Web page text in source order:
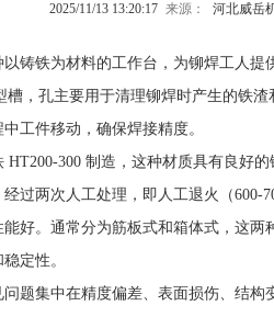
2025/11/13 13:20:17 来源： 河北威岳
铸铁为材料的工作台，为铆焊工人提
槽，孔主要用于清理铆焊时产生的铁
工件移动，确保焊接精度。
HT200-300 制造，这种材质具有良好
经过两次人工处理，即人工退火（600-
好。通常分为筋板式和箱体式，这两
定性。
题集中在精度偏差、表面损伤、结构